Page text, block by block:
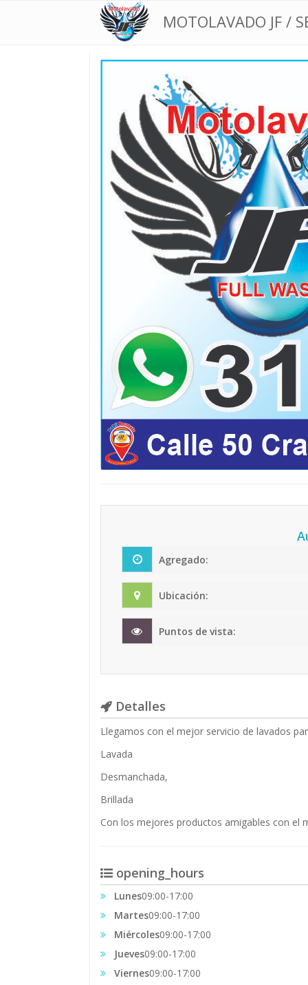
MOTOLAVADO JF /
Agregado:
Ubicación:
Puntos de vista:
Detalles
Llegamos con el mejor servicio de lavados
Lavada
Desmanchada,
Brillada
Con los mejores productos amigables con el
opening_hours
Lunes09:00-17:00
Martes09:00-17:00
Miércoles09:00-17:00
Jueves09:00-17:00
Viernes09:00-17:00